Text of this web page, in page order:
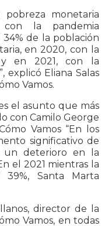
monetaria
con la pandemia
de la población
en 2020, con la
y en 2021, con la
explicó Eliana Salas
Vamos.
el asunto que más
con Camilo George
Vamos “En los
significativo de
un deterioro en la
el 2021 mientras la
Santa Marta
director de la
Vamos, en todas